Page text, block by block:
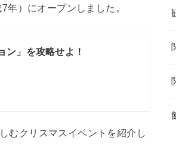
）にオープンしました。
ン」を攻略せよ！
むクリスマスイベントを紹介し